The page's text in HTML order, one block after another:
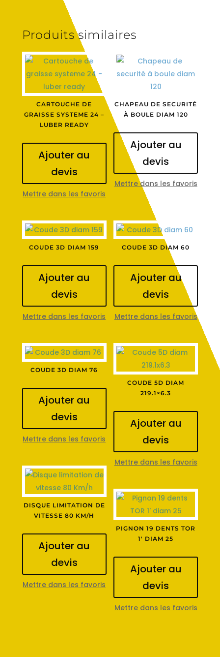
Produits similaires
CARTOUCHE DE
GRAISSE SYSTEME 24 –
LUBER READY
Ajouter au
devis
Mettre dans les favoris
CHAPEAU DE SECURITÉ
À BOULE DIAM 120
Ajouter au
devis
Mettre dans les favoris
COUDE 3D DIAM 159
Ajouter au
devis
Mettre dans les favoris
COUDE 3D DIAM 60
Ajouter au
devis
Mettre dans les favoris
COUDE 3D DIAM 76
Ajouter au
devis
Mettre dans les favoris
COUDE 5D DIAM
219.1×6.3
Ajouter au
devis
Mettre dans les favoris
DISQUE LIMITATION DE
VITESSE 80 KM/H
Ajouter au
devis
Mettre dans les favoris
PIGNON 19 DENTS TOR
1′ DIAM 25
Ajouter au
devis
Mettre dans les favoris